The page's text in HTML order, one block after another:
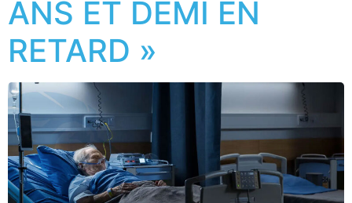
ANS ET DEMI EN
RETARD »